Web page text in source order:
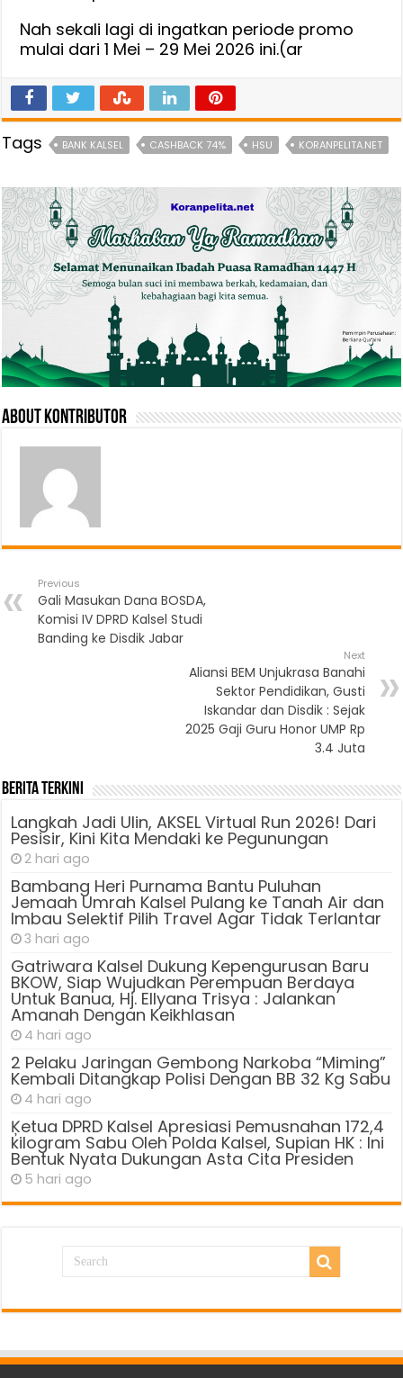
Nah sekali lagi di ingatkan periode promo
mulai dari 1 Mei – 29 Mei 2026 ini.(ar
Tags BANK KALSEL CASHBACK 74% HSU KORANPELITA.NET
About Kontributor
Previous
Gali Masukan Dana BOSDA,
Komisi IV DPRD Kalsel Studi
Banding ke Disdik Jabar
Next
Aliansi BEM Unjukrasa Banahi
Sektor Pendidikan, Gusti
Iskandar dan Disdik : Sejak
2025 Gaji Guru Honor UMP Rp
3.4 Juta
Berita Terkini
Langkah Jadi Ulin, AKSEL Virtual Run 2026! Dari
Pesisir, Kini Kita Mendaki ke Pegunungan
2 hari ago
Bambang Heri Purnama Bantu Puluhan
Jemaah Umrah Kalsel Pulang ke Tanah Air dan
Imbau Selektif Pilih Travel Agar Tidak Terlantar
3 hari ago
Gatriwara Kalsel Dukung Kepengurusan Baru
BKOW, Siap Wujudkan Perempuan Berdaya
Untuk Banua, Hj. Ellyana Trisya : Jalankan
Amanah Dengan Keikhlasan
4 hari ago
2 Pelaku Jaringan Gembong Narkoba “Miming”
Kembali Ditangkap Polisi Dengan BB 32 Kg Sabu
4 hari ago
Ķetua DPRD Kalsel Apresiasi Pemusnahan 172,4
kilogram Sabu Oleh Polda Kalsel, Supian HK : Ini
Bentuk Nyata Dukungan Asta Cita Presiden
5 hari ago